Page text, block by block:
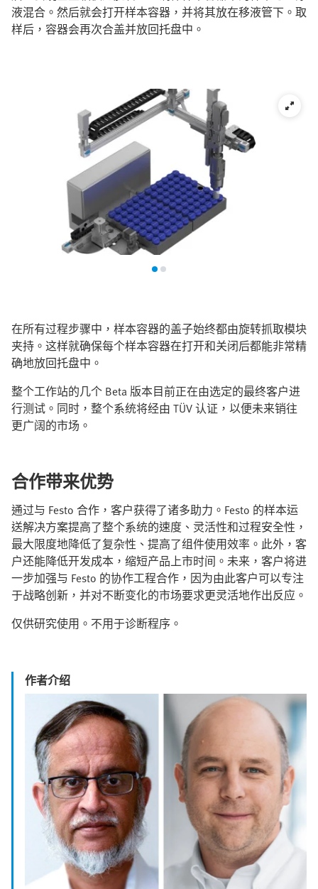
液混合。然后就会打开样本容器，并将其放在移液管下。取
样后，容器会再次合盖并放回托盘中。
在所有过程步骤中，样本容器的盖子始终都由旋转抓取模块
夹持。这样就确保每个样本容器在打开和关闭后都能非常精
确地放回托盘中。
整个工作站的几个 Beta 版本目前正在由选定的最终客户进
行测试。同时，整个系统将经由 TÜV 认证，以便未来销往
更广阔的市场。
合作带来优势
通过与 Festo 合作，客户获得了诸多助力。Festo 的样本运
送解决方案提高了整个系统的速度、灵活性和过程安全性，
最大限度地降低了复杂性、提高了组件使用效率。此外，客
户还能降低开发成本，缩短产品上市时间。未来，客户将进
一步加强与 Festo 的协作工程合作，因为由此客户可以专注
于战略创新，并对不断变化的市场要求更灵活地作出反应。
仅供研究使用。不用于诊断程序。
作者介绍